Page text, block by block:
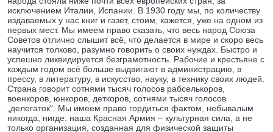
исключением Италии, Испании. В 1930 году мы, по количеству
издаваемых у нас книг и газет, стоим, кажется, уже на одном из
первых мест. Мы имеем право сказать, что весь народ Союза
Советов отлично слышит всё, что делается в мире и скоро весь
научится толково, разумно говорить о своих нуждах. Быстро и
успешно ликвидируется безграмотность. Рабочие и крестьяне с
каждым годом всё больше выдвигают в администрацию, в
прессу, в литературу, в искусство, науку, в технику своих людей.
Страна говорит сотнями тысяч голосов рабселькоров,
военкоров, юнкоров, деткоров, сотнями тысяч голосов
„делегаток“. Мы имеем право гордиться фактом, небывалым
никогда, нигде: наша Красная Армия – культурная сила, а не
только организация, созданная для физической защиты